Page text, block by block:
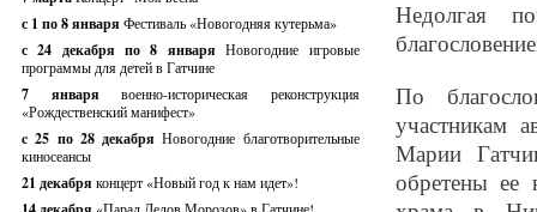
с 1 по 8 января Фестиваль «Новогодняя кутерьма»
с 24 декабря по 8 январяНовогодние игровые
программы для детей в Гатчине
7 январявоенно-историческая реконструкция
«Рождественский манифест»
c 25 по 28 декабряНовогодние благотворительные
киносеансы
21 декабря концерт «Новый год к нам идет»!
Недолгая
По
участникам
Марии
обретены ее